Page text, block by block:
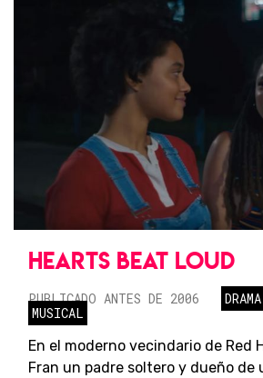
HEARTS BEAT LOUD
PUBLICADO ANTES DE 2006 DRAMA
MUSICAL
En el moderno vecindario de Red
Fran un padre soltero y dueño de